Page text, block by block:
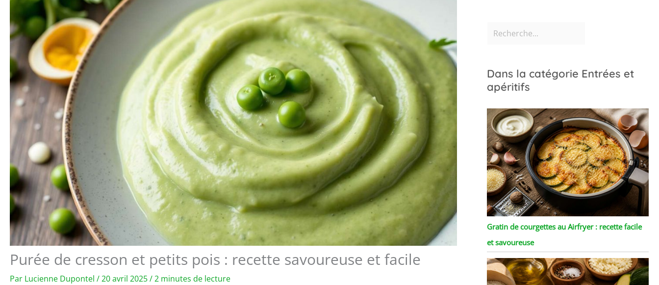
Purée de cresson et petits pois : recette savoureuse et facile
Par Lucienne Dupontel /20 avril 2025/2 minutes de lecture
Dans la catégorie Entrées et
apéritifs
Gratin de courgettes au Airfryer : recette facile
et savoureuse